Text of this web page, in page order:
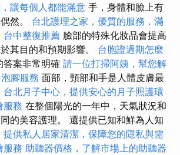
讓每個人都能滿意 手，身體和臉上有
然。 台北護理之家，優質的服務，滿
台中整復推薦 臉部的特殊化妝品會提高
其目的和預期影響。 台胞證過期怎麼
答案非常明確 請一位打掃阿姨，幫您解
腳服務 面部，頸部和手是人體皮膚最
台北月子中心，提供安心的月子照護環
服務 在整個陽光的一年中，天氣狀況和
的美容護理。 還提供已知和鮮為人知
提供私人居家清潔，保障您的隱私與需
服務 助聽器價格，了解市場上的助聽器